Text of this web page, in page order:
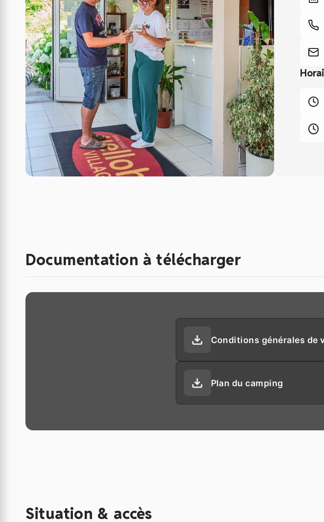
Documentation à télécharger
Conditions générales de
Plan du camping
Situation & accès